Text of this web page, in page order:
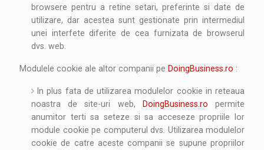
browsere pentru a retine setari, preferinte si date de
utilizare, dar acestea sunt gestionate prin intermediul
unei interfete diferite de cea furnizata de browserul
dvs. web.
Modulele cookie ale altor companii pe DoingBusiness.ro :
In plus fata de utilizarea modulelor cookie in reteaua
noastra de site-uri web,
DoingBusiness.ro permite
anumitor terti sa seteze si sa acceseze propriile lor
module cookie pe computerul dvs. Utilizarea modulelor
cookie de catre aceste companii se supune propriilor